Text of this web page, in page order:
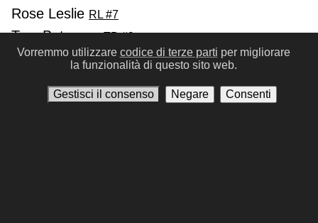
Rose Leslie RL #7
Tom BatemanTB #9
Letitia WrightLW #5
Vorremmo utilizzare codice di terze parti per migliorare
la funzionalità di questo sito web.
Gestisci il consenso Negare Consenti